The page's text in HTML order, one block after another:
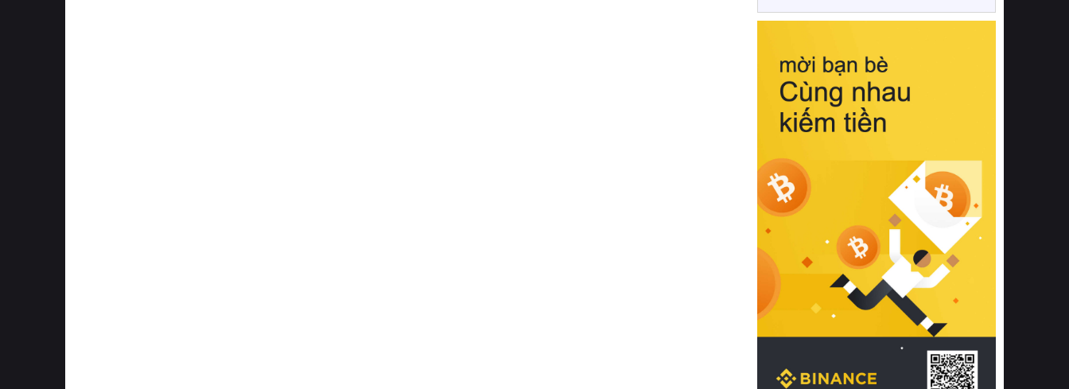
này, bạn sẽ cảm nhận rõ rệt sự khác
hồi chuẩn xác của phần đệm nâng đỡ
cột sống.
Bên cạnh đó, việc lựa chọn các dòng
sản phẩm đạt chuẩn chất lượng quốc
tế còn giúp ngăn ngừa tình trạng kích
khuẩn và nấm mốc trong điều kiện
thời tiết nóng ẩm. Bạn có thể tìm hiểu
thêm các nghiên cứu khoa học về tác
động của giấc ngủ và môi trường
phòng ngủ đối với sức khỏe con
người tại Sleep Foundation (External
Link) để có cái nhìn toàn diện hơn.
2. Các tiêu chí vàng khi lựa chọn
chăn ga gối đệm cao cấp cho phòng
ngủ
Để sở hữu một bộ chăn ga gối đệm
cao cấp hoàn hảo cả về thẩm mỹ lẫn
công năng, người tiêu dùng cần cân
nhắc kỹ lưỡng các tiêu chí quan trọng